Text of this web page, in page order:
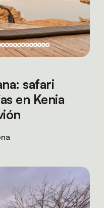
safari
en Kenia